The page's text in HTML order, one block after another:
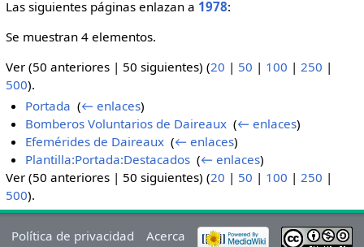
Las siguientes páginas enlazan a 1978:
Se muestran 4 elementos.
Ver (50 anteriores | 50 siguientes) (20 | 50 | 100 | 250 |
500).
Portada ‎(← enlaces)
Bomberos Voluntarios de Daireaux ‎(← enlaces)
Efemérides de Daireaux ‎(← enlaces)
Plantilla:Portada:Destacados ‎(← enlaces)
Ver (50 anteriores | 50 siguientes) (20 | 50 | 100 | 250 |
500).
Política de privacidad
Acerca